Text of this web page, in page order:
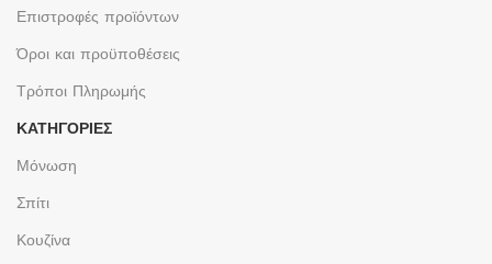
Επιστροφές προϊόντων
Όροι και προϋποθέσεις
Τρόποι Πληρωμής
ΚΑΤΗΓΟΡΙΕΣ
Μόνωση
Σπίτι
Κουζίνα